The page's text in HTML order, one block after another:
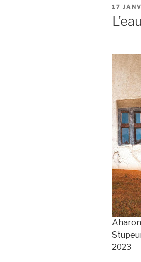
PUBLIÉ
LE
17
2023